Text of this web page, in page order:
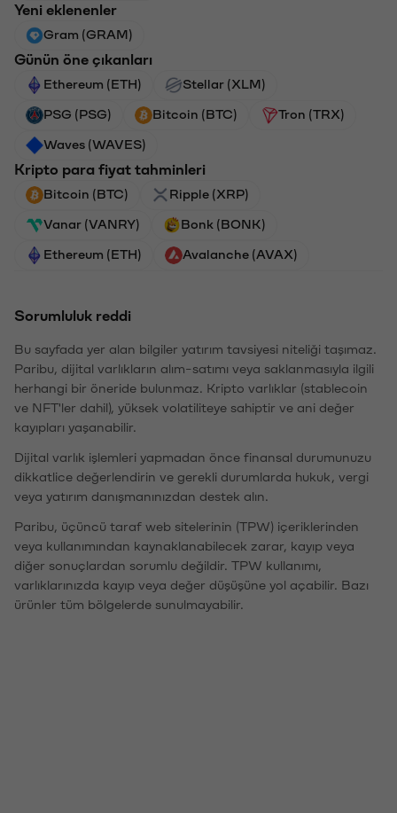
Yeni eklenenler
Gram (GRAM)
Günün öne çıkanları
Ethereum (ETH) Stellar (XLM)
PSG (PSG) Bitcoin (BTC) Tron (TRX)
Waves (WAVES)
Kripto para fiyat tahminleri
Bitcoin (BTC) Ripple (XRP)
Vanar (VANRY) Bonk (BONK)
Ethereum (ETH) Avalanche (AVAX)
Sorumluluk reddi
Bu sayfada yer alan bilgiler yatırım tavsiyesi niteliği taşımaz.
Paribu, dijital varlıkların alım-satımı veya saklanmasıyla ilgili
herhangi bir öneride bulunmaz. Kripto varlıklar (stablecoin
ve NFT'ler dahil), yüksek volatiliteye sahiptir ve ani değer
kayıpları yaşanabilir.
Dijital varlık işlemleri yapmadan önce finansal durumunuzu
dikkatlice değerlendirin ve gerekli durumlarda hukuk, vergi
veya yatırım danışmanınızdan destek alın.
Paribu, üçüncü taraf web sitelerinin (TPW) içeriklerinden
veya kullanımından kaynaklanabilecek zarar, kayıp veya
diğer sonuçlardan sorumlu değildir. TPW kullanımı,
varlıklarınızda kayıp veya değer düşüşüne yol açabilir. Bazı
ürünler tüm bölgelerde sunulmayabilir.